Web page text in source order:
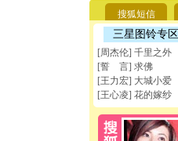
搜狐短信
三星图铃专区
[周杰伦] 千里之外
[誓 言] 求佛
[王力宏] 大城小爱
[王心凌] 花的嫁纱